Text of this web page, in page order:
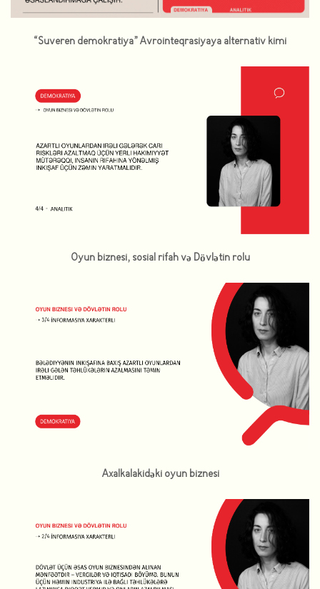
“Suveren demokratiya” Avrointeqrasiyaya alternativ kimi
Oyun biznesi, sosial rifah və Dövlətin rolu
Axalkalakidəki oyun biznesi